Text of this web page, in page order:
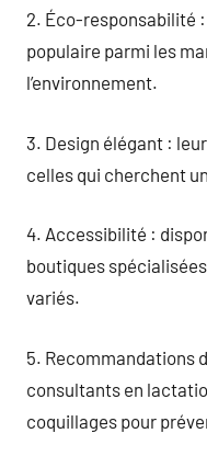
2. Éco-responsabilité
populaire parmi les
l’environnement.
3. Design élégant :
celles qui cherchent
4. Accessibilité :
boutiques
variés.
5. Recommandations
consultants en
coquillages pour